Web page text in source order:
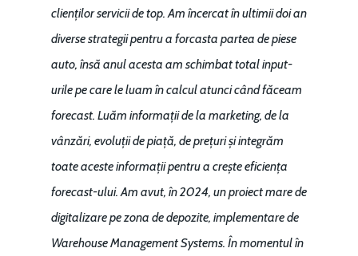
clienților servicii de top. Am încercat în ultimii doi an
diverse strategii pentru a forcasta partea de piese
auto, însă anul acesta am schimbat total input-
urile pe care le luam în calcul atunci când făceam
forecast. Luăm informații de la marketing, de la
vânzări, evoluții de piață, de prețuri și integrăm
toate aceste informații pentru a crește eficiența
forecast-ului. Am avut, în 2024, un proiect mare de
digitalizare pe zona de depozite, implementare de
Warehouse Management Systems. În momentul în